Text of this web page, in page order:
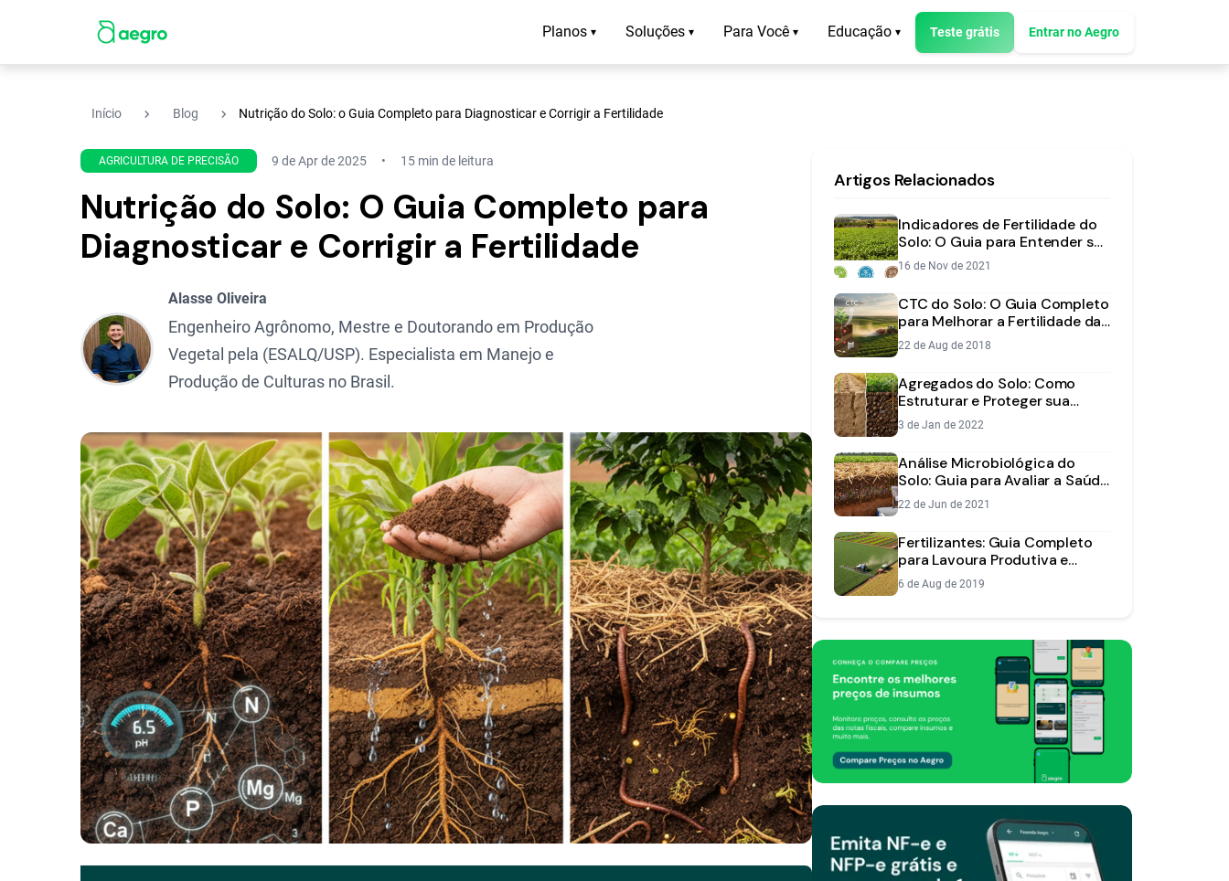
Planos ▾ Soluções ▾ Para Você ▾ Educação ▾ Teste grátis Entrar no Aegro
Início navigate_next Blog navigate_next Nutrição do Solo: o Guia Completo para Diagnosticar e Corrigir a Fertilidade
AGRICULTURA DE PRECISÃO 9 de Apr de 2025 15 min de leitura
Nutrição do Solo: O Guia Completo para
Diagnosticar e Corrigir a Fertilidade
Alasse Oliveira
Engenheiro Agrônomo, Mestre e Doutorando em Produção
Vegetal pela (ESALQ/USP). Especialista em Manejo e
Produção de Culturas no Brasil.
Artigos Relacionados
Indicadores de Fertilidade do
Solo: O Guia para Entender sua
Análise
16 de Nov de 2021
CTC do Solo: O Guia Completo
para Melhorar a Fertilidade da
Sua Lavoura
22 de Aug de 2018
Agregados do Solo: Como
Estruturar e Proteger sua
Lavoura
3 de Jan de 2022
Análise Microbiológica do
Solo: Guia para Avaliar a Saúde
da Terra
22 de Jun de 2021
Fertilizantes: Guia Completo
para Lavoura Produtiva e
Lucrativa
6 de Aug de 2019